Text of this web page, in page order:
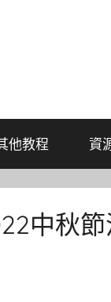
他教程 資
中秋